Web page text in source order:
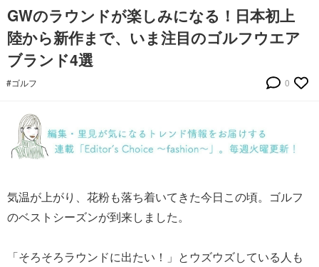
GWのラウンドが楽しみになる！日本初上
陸から新作まで、いま注目のゴルフウエア
ブランド4選
#ゴルフ 0
気温が上がり、花粉も落ち着いてきた今日この頃。ゴルフ
のベストシーズンが到来しました。
「そろそろラウンドに出たい！」とウズウズしている人も